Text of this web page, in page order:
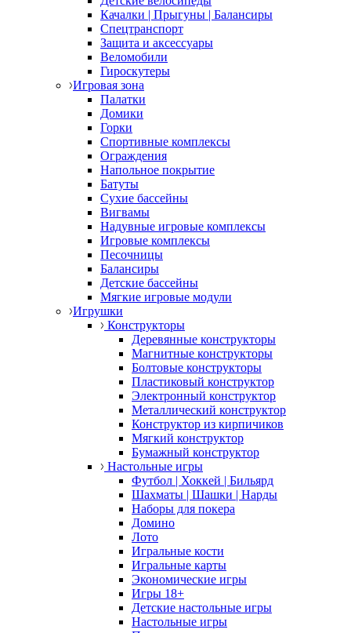
Качалки | Прыгуны | Балансиры
Спецтранспорт
Защита и аксессуары
Веломобили
Гироскутеры
Игровая зона
Палатки
Домики
Горки
Спортивные комплексы
Ограждения
Напольное покрытие
Батуты
Сухие бассейны
Вигвамы
Надувные игровые комплексы
Игровые комплексы
Песочницы
Балансиры
Детские бассейны
Мягкие игровые модули
Игрушки
Конструкторы
Деревянные конструкторы
Магнитные конструкторы
Болтовые конструкторы
Пластиковый конструктор
Электронный конструктор
Металлический конструктор
Конструктор из кирпичиков
Мягкий конструктор
Бумажный конструктор
Настольные игры
Футбол | Хоккей | Бильярд
Шахматы | Шашки | Нарды
Наборы для покера
Домино
Лото
Игральные кости
Игральные карты
Экономические игры
Игры 18+
Детские настольные игры
Настольные игры